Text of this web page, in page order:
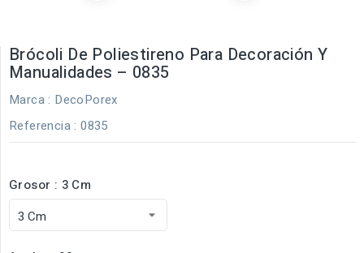
Brócoli De Poliestireno Para Decoración Y
Manualidades – 0835
Marca : DecoPorex
Referencia : 0835
Grosor : 3 Cm